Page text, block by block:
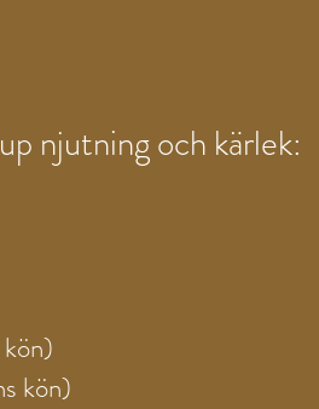
njutning och kärlek:
kön)